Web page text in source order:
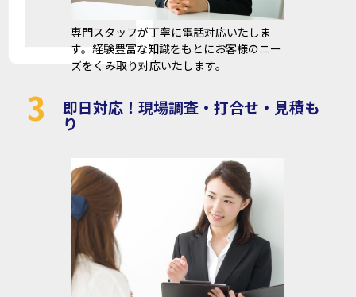
専門スタッフが丁寧に電話対応いたしま
す。経験豊富な知識をもとにお客様のニー
ズをくみ取り対応いたします。
3 即日対応！現場調査・打合せ・見積も
り